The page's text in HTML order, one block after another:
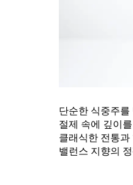
단순한 식중주를
절제 속에 깊이
클래식한 전통
밸런스 지향의